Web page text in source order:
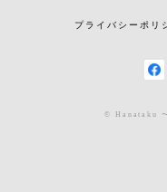
プライバシーポリ
© Hanataku